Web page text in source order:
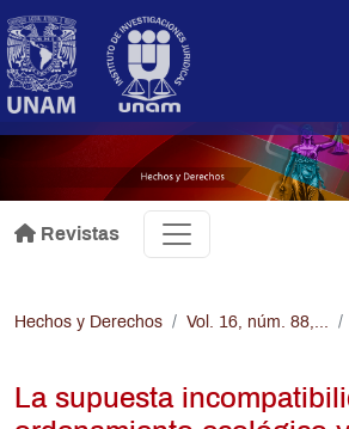
.
Revistas
Hechos y Derechos Vol. 16, núm. 88,...
La supuesta